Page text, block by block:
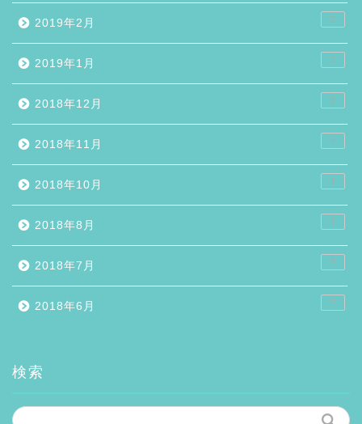
2019年2月 2
2019年1月 3
2018年12月 2
2018年11月 4
2018年10月 1
2018年8月 1
2018年7月 7
2018年6月 7
検索